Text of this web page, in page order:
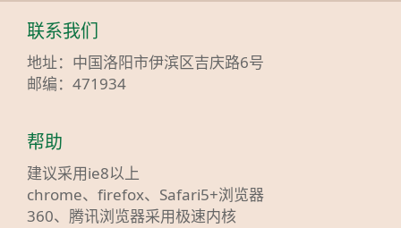
联系我们
地址：中国洛阳市伊滨区吉庆路6号
邮编：471934
帮助
建议采用ie8以上
chrome、firefox、Safari5+浏览器
360、腾讯浏览器采用极速内核